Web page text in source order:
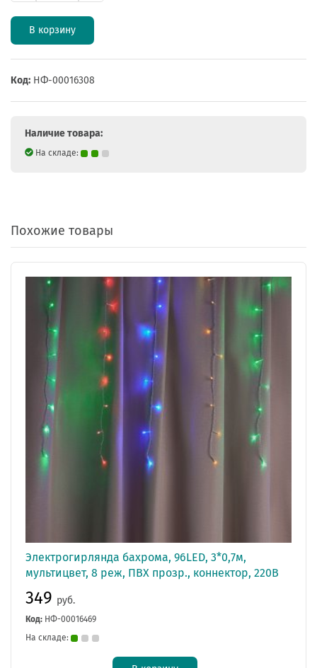
В корзину
Код: НФ-00016308
Наличие товара:
На складе:
Похожие товары
Электрогирлянда бахрома, 96LED, 3*0,7м,
мультицвет, 8 реж, ПВХ прозр., коннектор, 220В
349 руб.
Код: НФ-00016469
На складе: